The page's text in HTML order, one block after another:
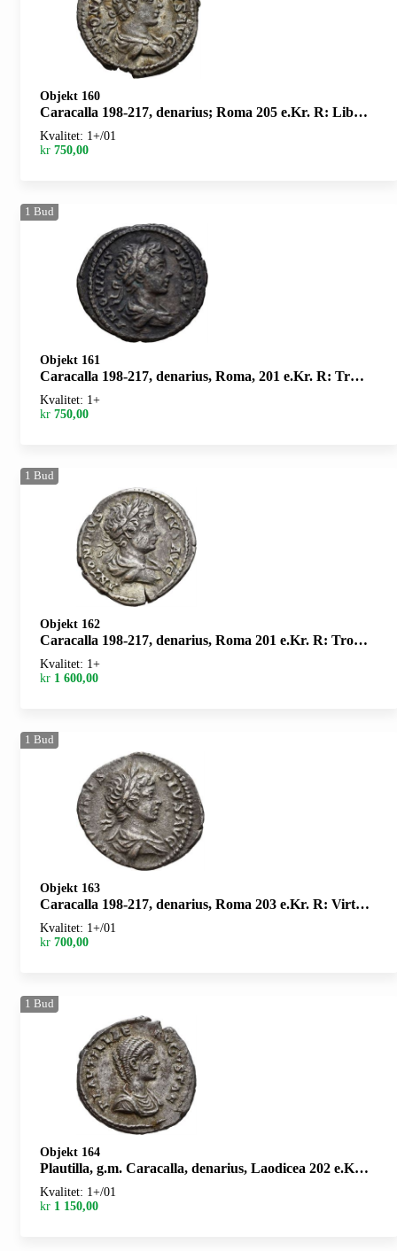
Objekt 160
Caracalla 198-217, denarius; Roma 205 e.Kr. R: Liberalitas stående
Kvalitet: 1+/01
kr 750,00
1 Bud
Objekt 161
Caracalla 198-217, denarius, Roma, 201 e.Kr. R: Trofe og to sittende fanger
Kvalitet: 1+
kr 750,00
1 Bud
Objekt 162
Caracalla 198-217, denarius, Roma 201 e.Kr. R: Trofe og to sittende fanger
Kvalitet: 1+
kr 1 600,00
1 Bud
Objekt 163
Caracalla 198-217, denarius, Roma 203 e.Kr. R: Virtus stående mot venstre
Kvalitet: 1+/01
kr 700,00
1 Bud
Objekt 164
Plautilla, g.m. Caracalla, denarius, Laodicea 202 e.Kr. R: Concordia sittende mot venstre
Kvalitet: 1+/01
kr 1 150,00